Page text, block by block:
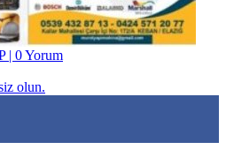
| 0 Yorum
olun.